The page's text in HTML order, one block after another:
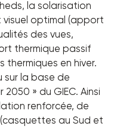
la solarisation
optimal (apport
des vues,
thermique passif
en hiver.
sur la base de
» du GIEC. Ainsi
renforcée, de
au Sud et